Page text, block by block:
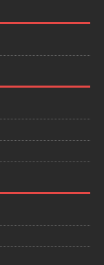
アスキヤリセミナ
イベント
【 28卒 ｜ 文理不問